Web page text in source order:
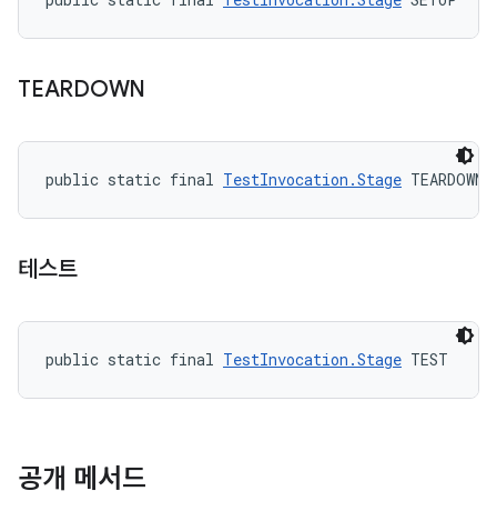
TEARDOWN
public static final TestInvocation.Stage TEARDOWN
테스트
public static final TestInvocation.Stage TEST
공개 메서드